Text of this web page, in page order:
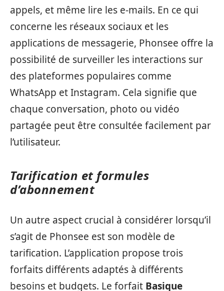
appels, et même lire les e-mails. En ce qui
concerne les réseaux sociaux et les
applications de messagerie, Phonsee offre la
possibilité de surveiller les interactions sur
des plateformes populaires comme
WhatsApp et Instagram. Cela signifie que
chaque conversation, photo ou vidéo
partagée peut être consultée facilement par
l’utilisateur.
Tarification et formules
d’abonnement
Un autre aspect crucial à considérer lorsqu’il
s’agit de Phonsee est son modèle de
tarification. L’application propose trois
forfaits différents adaptés à différents
besoins et budgets. Le forfait Basique